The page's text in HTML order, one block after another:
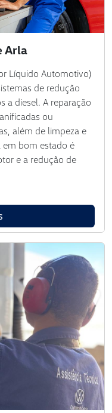
Arla
Líquido Automotivo)
de redução
a diesel. A reparação
ou
além de limpeza e
em bom estado é
e a redução de